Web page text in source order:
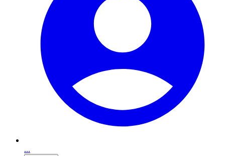
...